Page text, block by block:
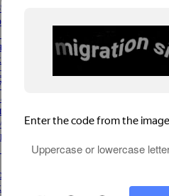
до -50%
-70%
руб
цены
руб
товары
20% по промокоду